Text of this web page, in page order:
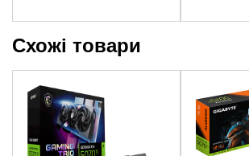
Длина видеокарты 288 мм
Требование к блоку питания:
Коннекторы: 1 x 16-pin
Схожі товари